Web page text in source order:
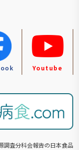
Youtube
調査分科会報告の⽇本食品